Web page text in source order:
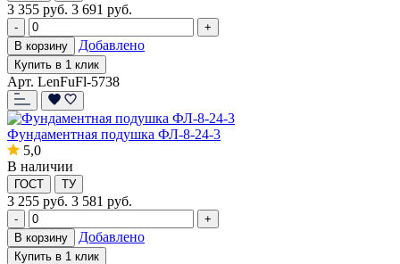
3 355 руб. 3 691 руб.
-
+
В корзину
Добавлено
Купить в 1 клик
Арт. LenFuFl-5738
Фундаментная подушка ФЛ-8-24-3
5,0
В наличии
ГОСТ ТУ
3 255 руб. 3 581 руб.
-
+
В корзину
Добавлено
Купить в 1 клик